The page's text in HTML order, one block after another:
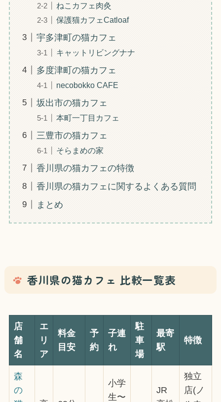
ねこカフェ肉灸
保護猫カフェCatloaf
宇多津町の猫カフェ
キャットリビングナナ
多度津町の猫カフェ
necobokko CAFE
坂出市の猫カフェ
本町一丁目カフェ
三豊市の猫カフェ
そらまめの家
香川県の猫カフェの特徴
香川県の猫カフェに関するよくある質問
まとめ
香川県の猫カフェ 比較一覧表
店
舗
名
エ
リ
ア
料金
目安
予
約
子連
れ
駐
車
場
最寄
駅
特徴
森
の
小学
生〜
JR
独立
店(ノ